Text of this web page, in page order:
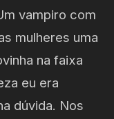
vampiro com
mulheres uma
na faixa
eu era
dúvida. Nos